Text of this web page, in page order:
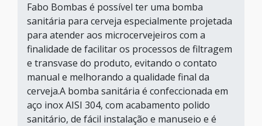
Fabo Bombas é possível ter uma bomba
sanitária para cerveja especialmente projetada
para atender aos microcervejeiros com a
finalidade de facilitar os processos de filtragem
e transvase do produto, evitando o contato
manual e melhorando a qualidade final da
cerveja.A bomba sanitária é confeccionada em
aço inox AISI 304, com acabamento polido
sanitário, de fácil instalação e manuseio e é